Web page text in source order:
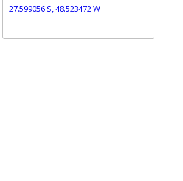
27.599056 S, 48.523472 W